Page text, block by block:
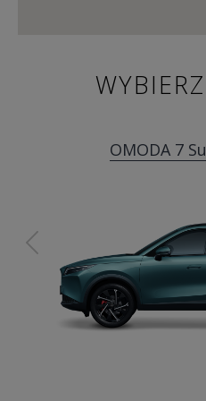
OMODA 7
Previous